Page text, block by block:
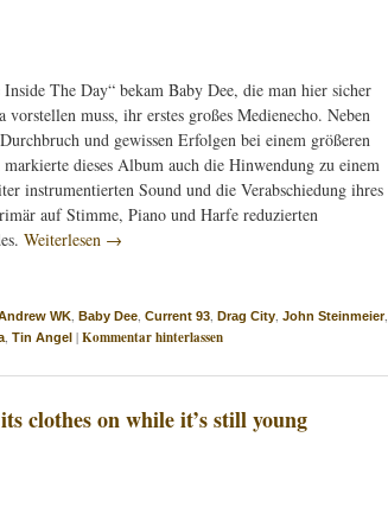
The Day“ bekam Baby Dee, die man hier sicher
vorstellen muss, ihr erstes großes Medienecho. Neben
und gewissen Erfolgen bei einem größeren
dieses Album auch die Hinwendung zu einem
instrumentierten Sound und die Verabschiedung ihres
auf Stimme, Piano und Harfe reduzierten
Weiterlesen →
WK, Baby Dee, Current 93, Drag City, John Steinmeier,
, Tin Angel | Kommentar hinterlassen
clothes on while it’s still young